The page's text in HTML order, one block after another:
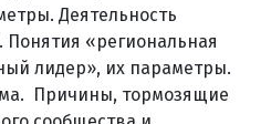
Деятельность
«региональная
лидер», их параметры.
Причины, тормозящие